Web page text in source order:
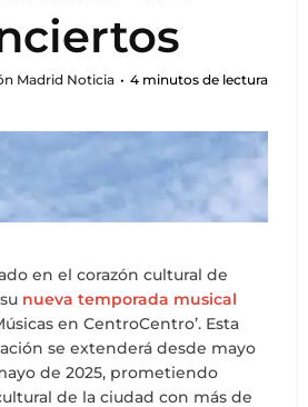
Madrid Noticia 4 minutos de lectura
en el corazón cultural de
nueva temporada musical
en CentroCentro’. Esta
se extenderá desde mayo
de 2025, prometiendo
de la ciudad con más de